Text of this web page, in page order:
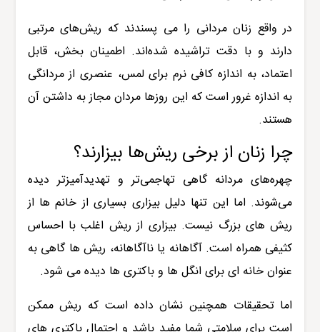
در واقع زنان مردانی را می پسندند که ریش‌های مرتبی
دارند و با دقت تراشیده شده‌اند. اطمینان بخش، قابل
اعتماد، به اندازه کافی نرم برای لمس، عنصری از مردانگی
به اندازه غرور است که این روزها مردان مجاز به داشتن آن
هستند.
چرا زنان از برخی ریش‌ها بیزارند؟
چهره‌های مردانه گاهی تهاجمی‌تر و تهدیدآمیزتر دیده
می‌شوند. اما این تنها دلیل بیزاری بسیاری از خانم ها از
ریش های بزرگ نیست. بیزاری از ریش اغلب با احساس
کثیفی همراه است. آگاهانه یا ناآگاهانه، ریش ها گاهی به
عنوان خانه ای برای انگل ها و باکتری ها دیده می شود.
اما تحقیقات همچنین نشان داده است که ریش ممکن